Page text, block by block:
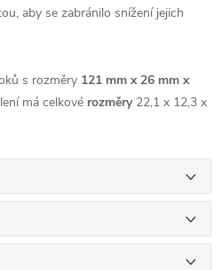
aby se zabránilo snížení jejich
s rozměry 121 mm x 26 mm x
má celkové rozměry22,1 x 12,3 x